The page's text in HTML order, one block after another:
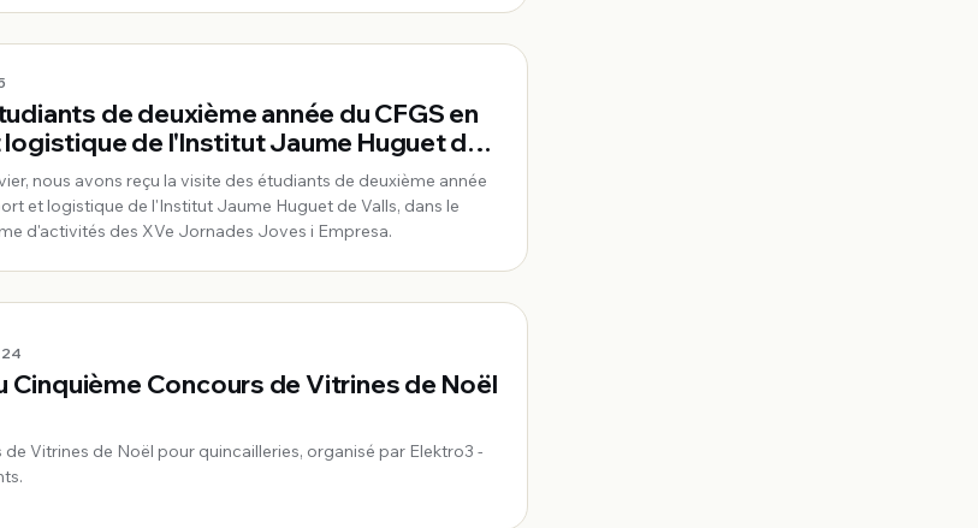
de deuxième année du CFGS en
de l'Institut Jaume Huguet de
nous avons reçu la visite des étudiants de deuxième année
et logistique de l'Institut Jaume Huguet de Valls, dans le
d'activités des XVe Jornades Joves i Empresa.
Cinquième Concours de Vitrines de Noël
de Vitrines de Noël pour quincailleries, organisé par Elektro3 -